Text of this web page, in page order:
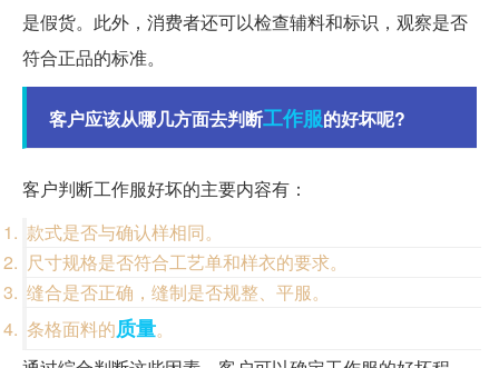
是假货。此外，消费者还可以检查辅料和标识，观察是否
符合正品的标准。
客户应该从哪几方面去判断工作服的好坏呢?
客户判断工作服好坏的主要内容有：
款式是否与确认样相同。
尺寸规格是否符合工艺单和样衣的要求。
缝合是否正确，缝制是否规整、平服。
条格面料的质量。